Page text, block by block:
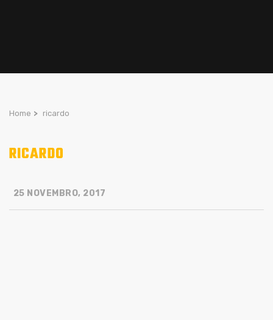
Home > ricardo
RICARDO
25 NOVEMBRO, 2017